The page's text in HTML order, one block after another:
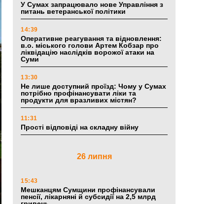
У Сумах запрацювало нове Управління з
питань ветеранської політики
14:39
Оперативне реагування та відновлення:
в.о. міського голови Артем Кобзар про
ліквідацію наслідків ворожої атаки на
Суми
13:30
Не лише доступний проїзд: Чому у Сумах
потрібно профінансувати ліки та
продукти для вразливих містян?
11:31
Прості відповіді на складну війну
26 липня
15:43
Мешканцям Сумщини профінансували
пенсії, лікарняні й субсидії на 2,5 млрд